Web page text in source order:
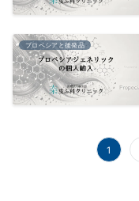
プロペシアと後発品
1